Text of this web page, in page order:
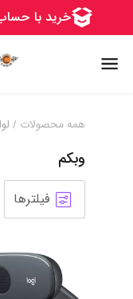
همه محصولات /
وبکم
فیلترها